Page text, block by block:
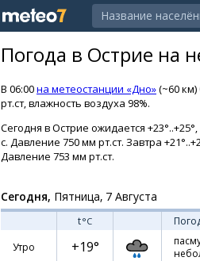
Погода в Острие на
В 06:00на метеостанции «Дно»(~60
рт.ст, влажность воздуха 98%.
Сегодня в Острие ожидается
с. Давление 750 мм рт.ст. Завтра
Давление 753 мм рт.ст.
Сегодня, Пятница, 7 Августа
t°C
Утро
+19°